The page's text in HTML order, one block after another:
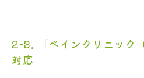
2-3. 「ペインクリニック
対応